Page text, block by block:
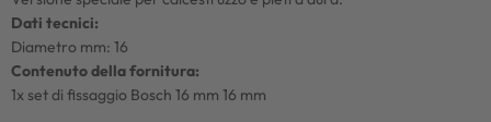
Dati tecnici:
Diametro mm: 16
Contenuto della fornitura:
1x set di fissaggio Bosch 16 mm 16 mm